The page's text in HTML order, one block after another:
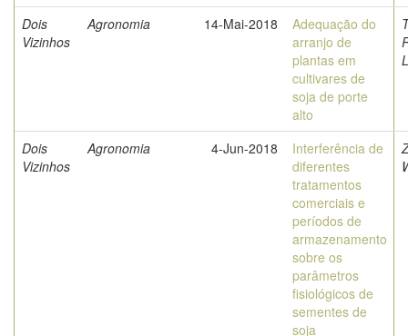
Dois
Vizinhos
Agronomia 14-Mai-2018
Adequação do
arranjo de
plantas em
cultivares de
soja de porte
alto
Dois
Vizinhos
Agronomia 4-Jun-2018
Interferência de
diferentes
tratamentos
comerciais e
períodos de
armazenamento
sobre os
parâmetros
fisiológicos de
sementes de
soja